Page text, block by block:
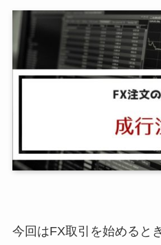
今回はFX取引を始めると